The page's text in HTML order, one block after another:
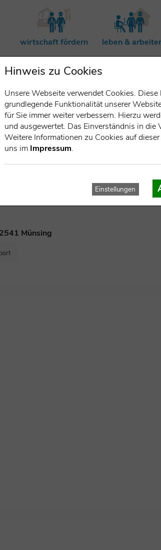
wirtschaft fördern leben &
Münsing
Hinweis zu Cookies
Unsere Webseite verwendet Cookies.
grundlegende Funktionalität unserer
für Sie immer weiter verbessern. Hierzu
und ausgewertet. Das Einverständnis in die
Weitere Informationen zu Cookies auf
uns im Impressum.
Einstellungen